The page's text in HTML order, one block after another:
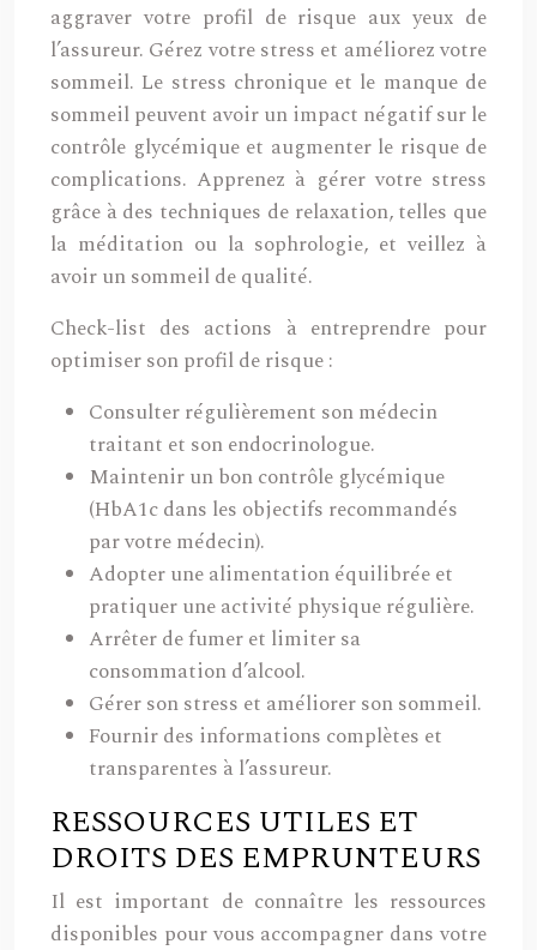
aggraver votre profil de risque aux yeux de
l’assureur. Gérez votre stress et améliorez votre
sommeil. Le stress chronique et le manque de
sommeil peuvent avoir un impact négatif sur le
contrôle glycémique et augmenter le risque de
complications. Apprenez à gérer votre stress
grâce à des techniques de relaxation, telles que
la méditation ou la sophrologie, et veillez à
avoir un sommeil de qualité.
Check-list des actions à entreprendre pour
optimiser son profil de risque :
Consulter régulièrement son médecin
traitant et son endocrinologue.
Maintenir un bon contrôle glycémique
(HbA1c dans les objectifs recommandés
par votre médecin).
Adopter une alimentation équilibrée et
pratiquer une activité physique régulière.
Arrêter de fumer et limiter sa
consommation d’alcool.
Gérer son stress et améliorer son sommeil.
Fournir des informations complètes et
transparentes à l’assureur.
RESSOURCES UTILES ET
DROITS DES EMPRUNTEURS
Il est important de connaître les ressources
disponibles pour vous accompagner dans votre